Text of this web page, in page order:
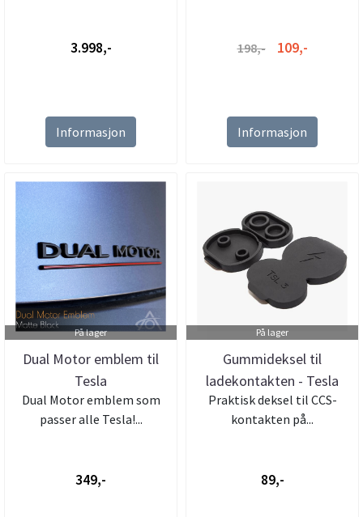
3.998,-
Informasjon
198,- 109,-
Informasjon
På lager
Dual Motor emblem til
Tesla
Dual Motor emblem som
passer alle Tesla!...
349,-
På lager
Gummideksel til
ladekontakten - Tesla
Model S,3,X,...
Praktisk deksel til CCS-
kontakten på...
89,-